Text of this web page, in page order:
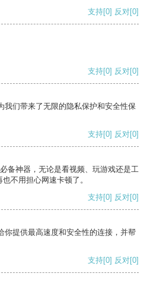
支持[0] 反对[0]
支持[0] 反对[0]
我们带来了无限的隐私保护和安全性保
支持[0] 反对[0]
备神器，无论是看视频、玩游戏还是工
不用担心网速卡顿了。
支持[0] 反对[0]
你提供最高速度和安全性的连接，并帮
支持[0] 反对[0]